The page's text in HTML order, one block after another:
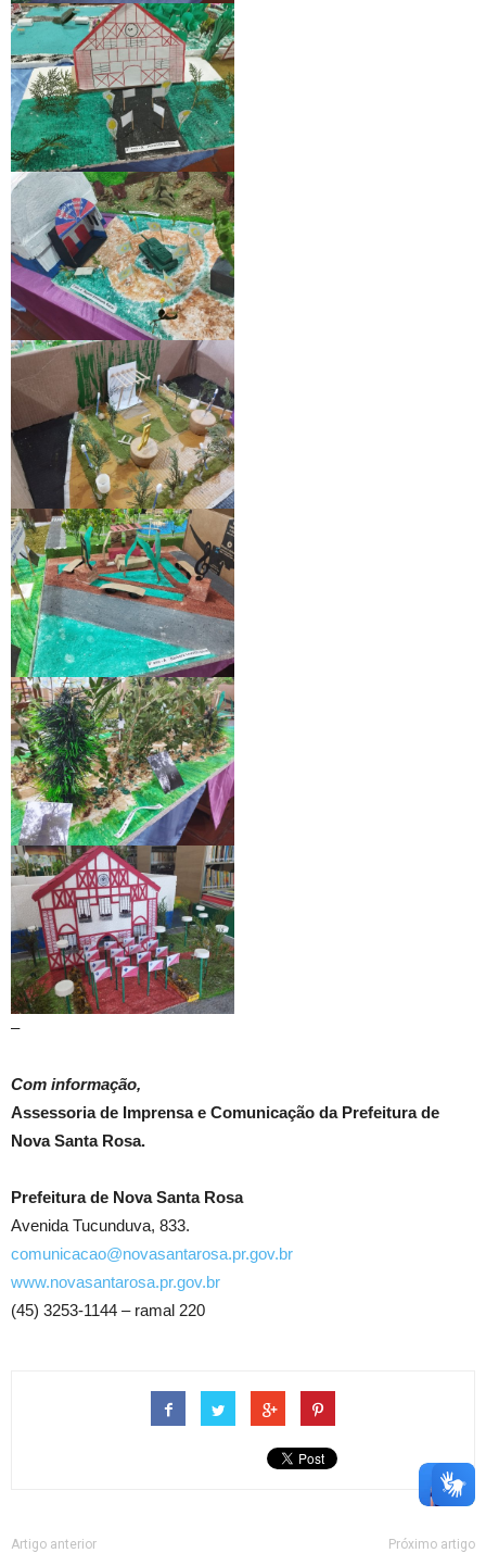
–
Com informação,
Assessoria de Imprensa e Comunicação da Prefeitura de
Nova Santa Rosa.
Prefeitura de Nova Santa Rosa
Avenida Tucunduva, 833.
comunicacao@novasantarosa.pr.gov.br
www.novasantarosa.pr.gov.br
(45) 3253-1144 – ramal 220
Artigo anterior Próximo artigo